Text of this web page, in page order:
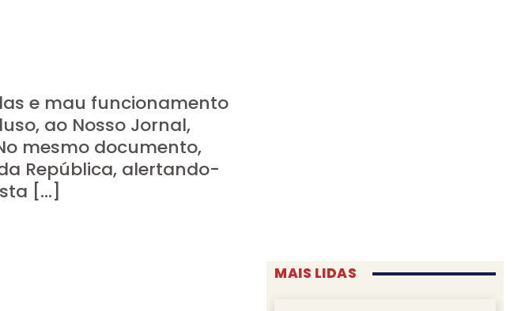
e mau funcionamento
ao Nosso Jornal,
mesmo documento,
República, alertando-
[…]
MAIS LIDAS